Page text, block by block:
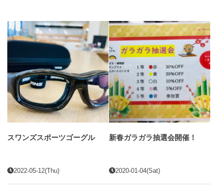
スワンズスポーツゴーグル
2022-05-12(Thu)
新春ガラガラ抽選会開催！
2020-01-04(Sat)